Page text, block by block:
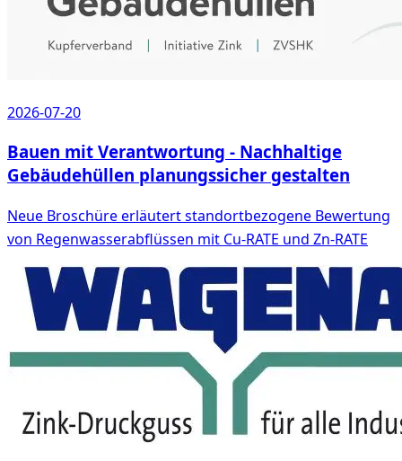
2026-07-20
Bauen mit Verantwortung - Nachhaltige
Gebäudehüllen planungssicher gestalten
Neue Broschüre erläutert standortbezogene Bewertung
von Regenwasserabflüssen mit Cu-RATE und Zn-RATE